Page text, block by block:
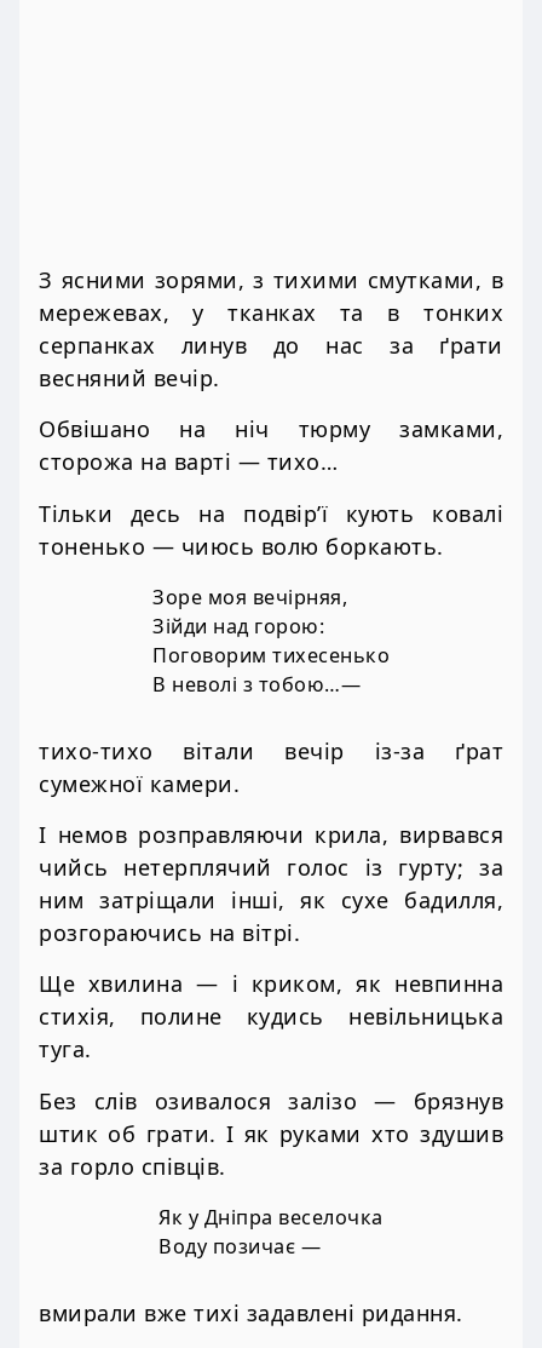
З ясними зорями, з тихими смутками, в
мережевах, у тканках та в тонких
серпанках линув до нас за ґрати
весняний вечір.
Обвішано на ніч тюрму замками,
сторожа на варті — тихо…
Тільки десь на подвір’ї кують ковалі
тоненько — чиюсь волю боркають.
Зоре моя вечірняя,
Зійди над горою:
Поговорим тихесенько
В неволі з тобою…—
тихо-тихо вітали вечір із-за ґрат
сумежної камери.
І немов розправляючи крила, вирвався
чийсь нетерплячий голос із гурту; за
ним затріщали інші, як сухе бадилля,
розгораючись на вітрі.
Ще хвилина — і криком, як невпинна
стихія, полине кудись невільницька
туга.
Без слів озивалося залізо — брязнув
штик об грати. І як руками хто здушив
за горло співців.
Як у Дніпра веселочка
Воду позичає —
вмирали вже тихі задавлені ридання.